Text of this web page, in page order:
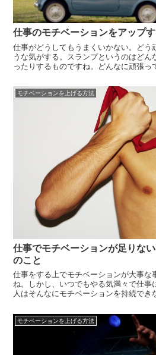
仕事のモチベーションをアップ
仕事がどうしてもうまくいかない。どう
うな気がする。スランプというのはどん
ったりするものですね。どんなに頑張っ
仕事が入ってしまったら大変です。そこ
役立つ、仕...
モチベーションを上げる方法
仕事でモチベーションが足りな
のこと
仕事をする上でモチベーションが大事な
ね。しかし、いつでもやる気満々で仕事
人はそんなにモチベーションを持続でき
がらない、なんてこともよくあるでしょ
いままダラ...
モチベーションを上げる方法